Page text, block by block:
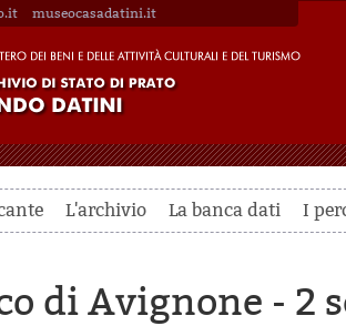
museocasadatini.it
L'archivio La banca dati I
di Avignone - 2